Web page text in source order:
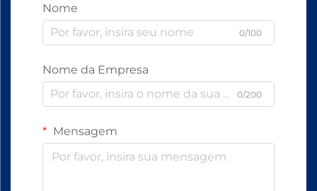
Nome
0/100
Nome da Empresa
0/200
Mensagem